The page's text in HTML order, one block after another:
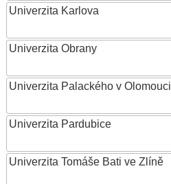
Univerzita Karlova
Univerzita Obrany
Univerzita Palackého v Olomouci
Univerzita Pardubice
Univerzita Tomáše Bati ve Zlíně